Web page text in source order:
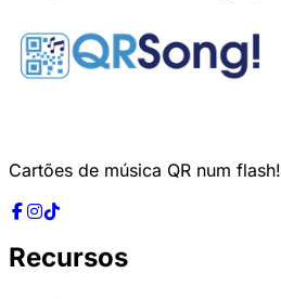
Cartões de música QR num flash!
Recursos